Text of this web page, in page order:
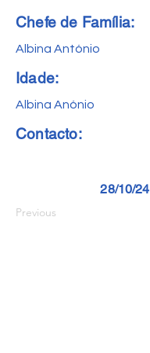
Chefe de Família:
Albina António
Idade:
Albina Anónio
Contacto:
28/10/24
Previous